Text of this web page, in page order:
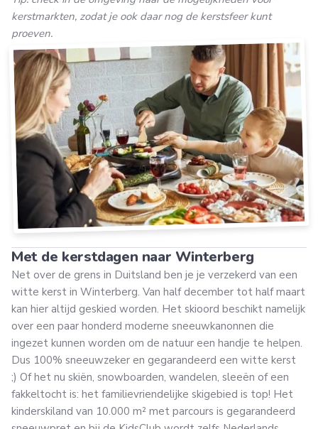
kerstmarkten, zodat je ook daar nog de kerstsfeer kunt
proeven.
Met de kerstdagen naar Winterberg
Net over de grens in Duitsland ben je je verzekerd van een
witte kerst in Winterberg. Van half december tot half maart
kan hier altijd geskied worden. Het skioord beschikt namelijk
over een paar honderd moderne sneeuwkanonnen die
ingezet kunnen worden om de natuur een handje te helpen.
Dus 100% sneeuwzeker en gegarandeerd een witte kerst
;) Of het nu skiën, snowboarden, wandelen, sleeën of een
fakkeltocht is: het familievriendelijke skigebied is top! Het
kinderskiland van 10.000 m² met parcours is gegarandeerd